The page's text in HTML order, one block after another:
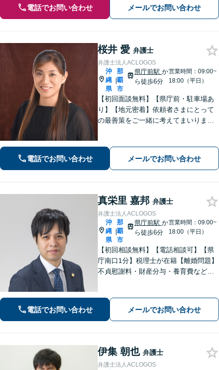
電話でお問い合わせ メールでお問い合わせ
桜井 愛 弁護士
弁護士法人ACLOGOS
沖
縄
県
|
那
覇
市
県庁前駅 か
ら徒歩6分
営業時間：09:00~
18:00（平日）
【初回面談無料】【県庁前・駐車場あ
り】【地元密着】依頼者さまにとって
の最善策をご一緒に考えてまいりま
【FP1級・宅地建物取引士・銀行業務
検定の資格あり】【WEB面談可】
電話でお問い合わせ メールでお問い合わせ
真栄里 嘉邦 弁護士
弁護士法人ACLOGOS
沖
縄
県
|
那
覇
市
県庁前駅 か
ら徒歩6分
営業時間：09:00~
18:00（平日）
【初回相談無料】【電話相談可】【県
庁南口1分】税理士が在籍【離婚問題】
不貞慰謝料・財産分与・養育費など。
額）・明け渡し請求・立退料増額など
に対応。交渉から訴訟までお任せくだ
電話でお問い合わせ メールでお問い合わせ
伊集 朝也 弁護士
弁護士法人ACLOGOS